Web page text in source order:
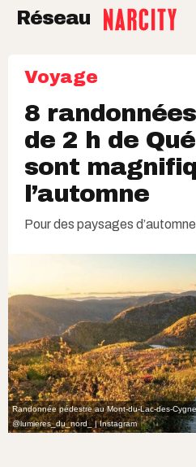
Réseau
Voyage
8
de 2 h de
sont
l’automne
Pour des paysages
Randonnée pédestre au Mont-du-Lac-des-
@lumieres_du_nord_ | Instagram